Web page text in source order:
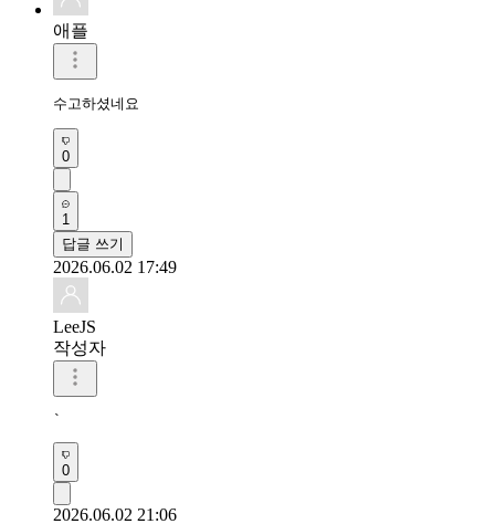
애플
수고하셨네요
0
1
답글 쓰기
2026.06.02 17:49
LeeJS
작성자
`
0
2026.06.02 21:06